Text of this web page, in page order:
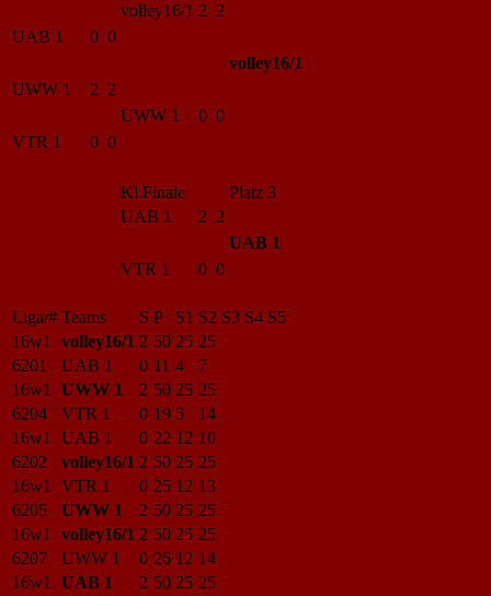
volley16/1 2 2
UAB 1
0 0
volley16/1
UWW 1
2 2
UWW 1
0 0
VTR 1
0 0
Kl.Finale
Platz 3
UAB 1
2 2
UAB 1
VTR 1
0 0
Liga/# Teams S P S1 S2 S3 S4 S5
16w1
volley16/1 2 50 25 25
6201
UAB 1 0 11 4
7
16w1
UWW 1 2 50 25 25
6204
VTR 1 0 19 5
14
16w1
UAB 1 0 22 12 10
6202
volley16/1 2 50 25 25
16w1
VTR 1 0 25 12 13
6205
UWW 1 2 50 25 25
16w1
volley16/1 2 50 25 25
6207
UWW 1 0 26 12 14
16w1
UAB 1 2 50 25 25